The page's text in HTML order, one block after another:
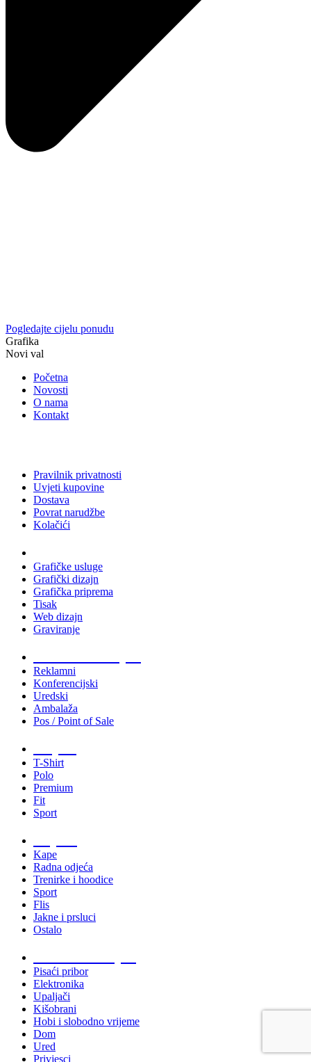
Pogledajte cijelu ponudu
Grafika
Novi val
Početna
Novosti
O nama
Kontakt
Pravilnik privatnosti
Uvjeti kupovine
Dostava
Povrat narudžbe
Kolačići
Grafičke usluge
Grafički dizajn
Grafička priprema
Tisak
Web dizajn
Graviranje
Reklamni
Konferencijski
Uredski
Ambalaža
Pos / Point of Sale
T-Shirt
Polo
Premium
Fit
Sport
Kape
Radna odjeća
Trenirke i hoodice
Sport
Flis
Jakne i prsluci
Ostalo
Pisaći pribor
Elektronika
Upaljači
Kišobrani
Hobi i slobodno vrijeme
Dom
Ured
Privjesci